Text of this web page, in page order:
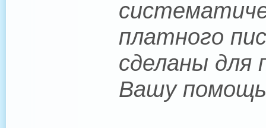
платного
сделаны для
Вашу